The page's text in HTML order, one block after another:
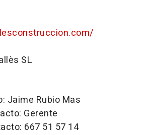
SL
Jaime Rubio Mas
Gerente
667 51 57 14